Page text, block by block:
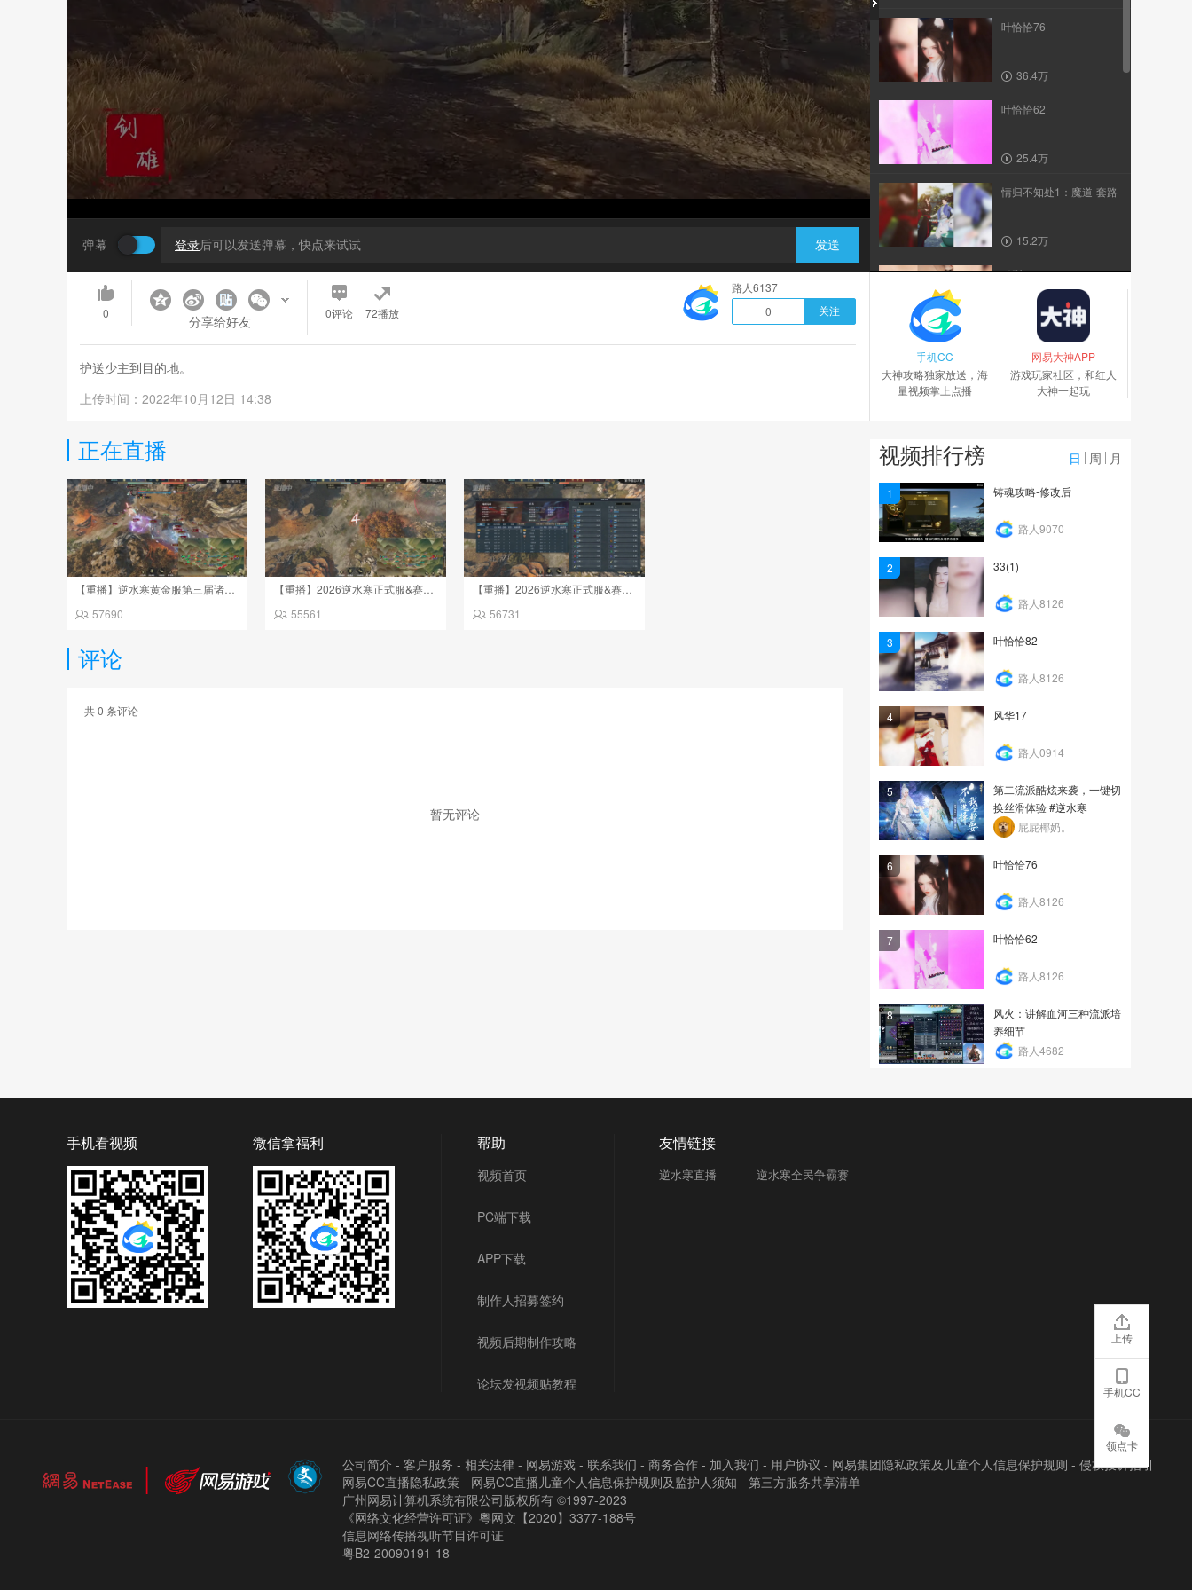
弹幕 登录后可以发送弹幕，快点来试试 发送
叶恰恰76
36.4万
叶恰恰62
25.4万
情归不知处1：魔道-套路
15.2万
引梨63
22.1万
大神第三集
15.6万
36
16.6万
0 分享给好友 0评论 72播放
路人6137
0
关注
护送少主到目的地。
上传时间：2022年10月12日 14:38
手机CC
大神攻略独家放送，海
量视频掌上点播
网易大神APP
游戏玩家社区，和红人
大神一起玩
正在直播
57690
55561
56731
评论
共0 条评论
暂无评论
视频排行榜 日 周 月
1 铸魂攻略-修改后
路人9070
2 33(1)
路人8126
3 叶恰恰82
路人8126
4 风华17
路人0914
5
第二流派酷炫来袭，一键切
换丝滑体验 #逆水寒
屁屁椰奶。
6 叶恰恰76
路人8126
7 叶恰恰62
路人8126
8
风火：讲解血河三种流派培
养细节
路人4682
手机看视频 微信拿福利 帮助
视频首页
PC端下载
APP下载
制作人招募签约
视频后期制作攻略
论坛发视频贴教程
友情链接
逆水寒直播 逆水寒全民争霸赛
公司简介 - 客户服务 - 相关法律 - 网易游戏 - 联系我们 - 商务合作 - 加入我们 - 用户协议 - 网易集团隐私政策及儿童个人信息保护规则 - 侵权投诉指引
网易CC直播隐私政策 - 网易CC直播儿童个人信息保护规则及监护人须知 - 第三方服务共享清单
广州网易计算机系统有限公司版权所有 ©1997-2023
《网络文化经营许可证》粵网文【2020】3377-188号
信息网络传播视听节目许可证
粤B2-20090191-18
上传
手机CC
领点卡